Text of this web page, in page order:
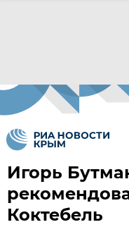
Игорь
Коктебель